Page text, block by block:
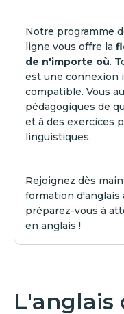
Notre programme
ligne vous offre la
de n'importe où.
est une connexion
compatible. Vous
pédagogiques de
et à des exercices
linguistiques.
Rejoignez dès
formation d'anglais
préparez-vous à
en anglais !
L'anglais